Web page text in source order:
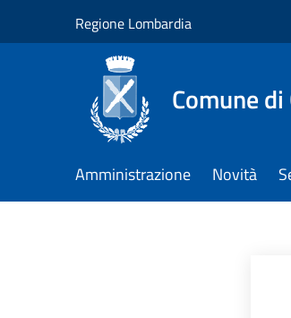
Regione Lombardia
Comune di
Amministrazione Novità